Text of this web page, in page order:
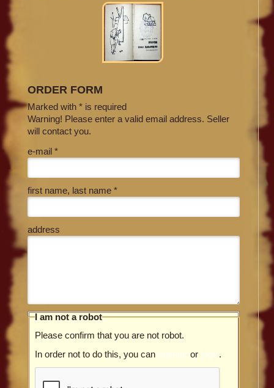
ORDER FORM
Marked with * is required
Warning! Please enter a valid email address. Seller
will contact you.
e-mail *
first name, last name *
address
I am not a robot
Please confirm that you are not robot.
In order not to do this, you can register or login.